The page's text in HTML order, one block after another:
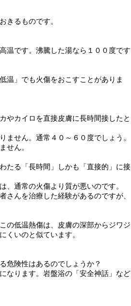
きるものです。
温です。沸騰した湯なら１００度です
温」でも火傷をおこすことがありま
やカイロを直接皮膚に長時間接したと
ません。通常４０～６０度でしょう。
せん。
たる「長時間」しかも「直接的」に接
、通常の火傷より質が悪いのです。
さんを治療した経験があるのですが、
の低温熱傷は、皮膚の深部からジワジ
くいのと似ています。
危険性はあるのでしょうか？
なります。岩盤浴の「安全神話」など